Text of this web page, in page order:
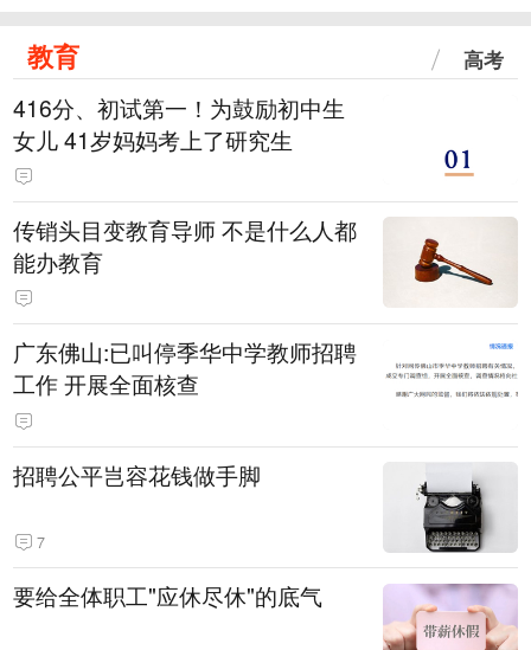
教育 高考
416分、初试第一！为鼓励初中生
女儿 41岁妈妈考上了研究生
传销头目变教育导师 不是什么人都
能办教育
广东佛山:已叫停季华中学教师招聘
工作 开展全面核查
招聘公平岂容花钱做手脚
7
要给全体职工"应休尽休"的底气